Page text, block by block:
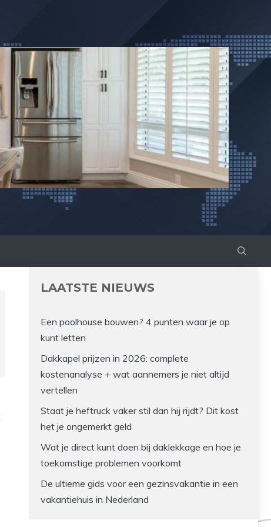
LAATSTE NIEUWS
Een poolhouse bouwen? 4 punten waar je op
kunt letten
Dakkapel prijzen in 2026: complete
kostenanalyse + wat aannemers je niet altijd
vertellen
Staat je heftruck vaker stil dan hij rijdt? Dit kost
het je ongemerkt geld
Wat je direct kunt doen bij daklekkage en hoe je
toekomstige problemen voorkomt
De ultieme gids voor een gezinsvakantie in een
vakantiehuis in Nederland